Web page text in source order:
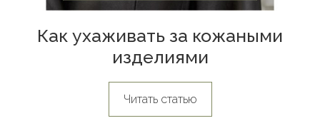
Как ухаживать за кожаными
изделиями
Читать статью